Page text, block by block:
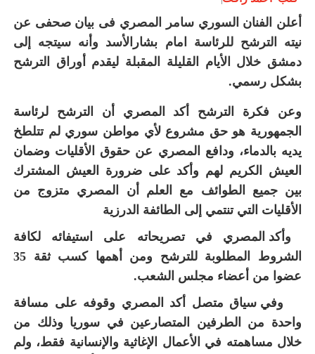
أعلن الفنان السوري سامر المصري فى بيان صحفى عن
نيته الترشح للرئاسة امام بشارالأسد وأنه سيتجه إلى
دمشق خلال الأيام القليلة المقبلة ليقدم أوراق الترشح
بشكل رسمي.
وعن فكرة الترشح أكد المصري أن الترشح لرئاسة
الجمهورية هو حق مشروع لأي مواطن سوري لم تتلطخ
يديه بالدماء، ودافع المصري عن حقوق الأقليات وضمان
العيش الكريم لهم وأكد على ضرورة العيش المشترك
بين جميع الطوائف مع العلم أن المصري متزوج من
الأقليات التي تنتمي إلى الطائفة الدرزية
وأكد المصري في تصريحاته على استيفائه لكافة
الشروط المطلوبة للترشح ومن أهمها كسب ثقة 35
عضوا من أعضاء مجلس الشعب.
وفي سياق متصل أكد المصري وقوفه على مسافة
واحدة من الطرفين المتصارعين في سوريا وذلك من
خلال مساهمته في الأعمال الإغاثية والإنسانية فقط، ولم